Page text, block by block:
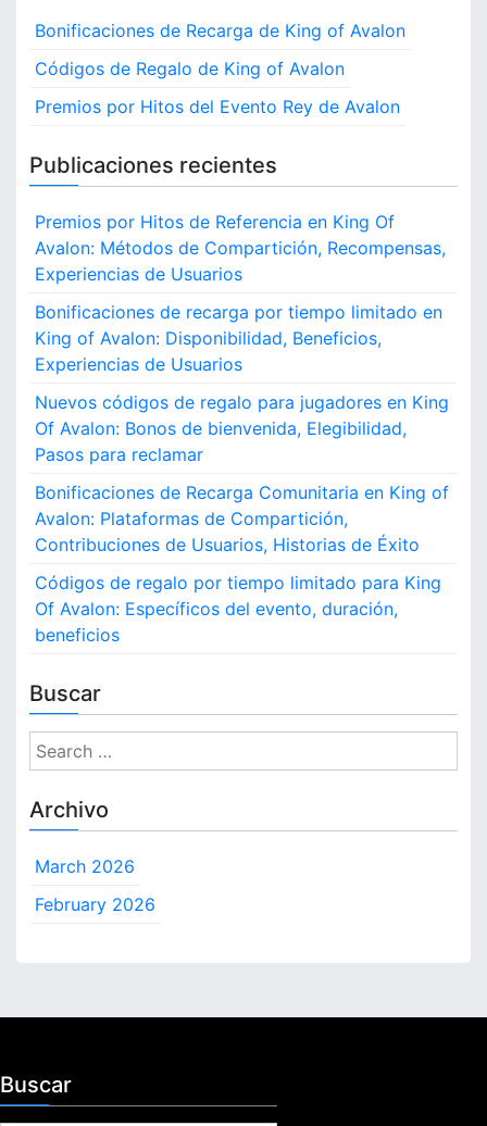
Bonificaciones de Recarga de King of Avalon
Códigos de Regalo de King of Avalon
Premios por Hitos del Evento Rey de Avalon
Publicaciones recientes
Premios por Hitos de Referencia en King Of
Avalon: Métodos de Compartición, Recompensas,
Experiencias de Usuarios
Bonificaciones de recarga por tiempo limitado en
King of Avalon: Disponibilidad, Beneficios,
Experiencias de Usuarios
Nuevos códigos de regalo para jugadores en King
Of Avalon: Bonos de bienvenida, Elegibilidad,
Pasos para reclamar
Bonificaciones de Recarga Comunitaria en King of
Avalon: Plataformas de Compartición,
Contribuciones de Usuarios, Historias de Éxito
Códigos de regalo por tiempo limitado para King
Of Avalon: Específicos del evento, duración,
beneficios
Buscar
S
e
r
h
Archivo
March 2026
February 2026
Buscar